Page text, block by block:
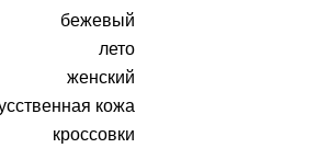
бежевый
лето
женский
кожа
кроссовки